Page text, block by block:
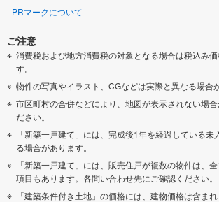
PRマークについて
ご注意
消費税および地方消費税の対象となる場合は税込み
す。
物件の写真やイラスト、CGなどは実際と異なる場合
市区町村の合併などにより、地図が表示されない場
ださい。
「新築一戸建て」には、完成後1年を経過している
る場合があります。
「新築一戸建て」には、販売住戸が複数の物件は、
項目もあります。各問い合わせ先にご確認ください。
「建築条件付き土地」の価格には、建物価格は含まれ